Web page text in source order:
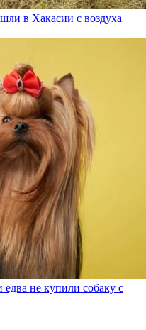
в Хакасии с воздуха
не купили собаку с